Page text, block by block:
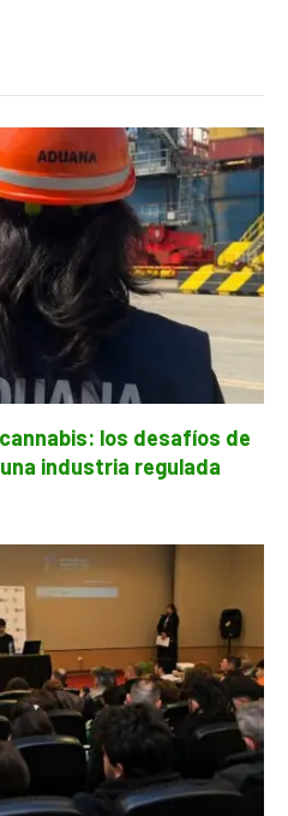
los desafíos de
industria regulada